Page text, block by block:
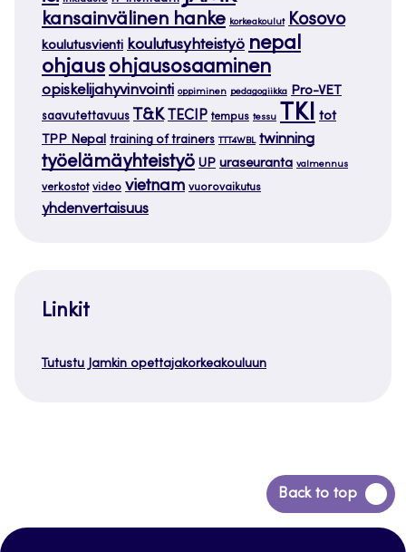
kansainvälinen hanke korkeakoulut Kosovo
koulutusvienti koulutusyhteistyö nepal
ohjaus ohjausosaaminen
opiskelijahyvinvointi oppiminen pedagogiikka Pro-VET
saavutettavuus T&K TECIP tempus tessu TKI tot
TPP Nepal training of trainers TTT4WBL twinning
työelämäyhteistyö UP uraseuranta valmennus
verkostot video vietnam vuorovaikutus
yhdenvertaisuus
Linkit
Tutustu Jamkin opettajakorkeakouluun
Back to top
Siirry
takaisin